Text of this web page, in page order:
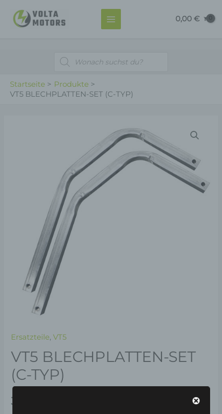
Inhalt
MAIN
MENU
0,00€
search
Startseite
Produkte
VT5 BLECHPLATTEN-SET (C-TYP)
Ersatzteile,VT5
VT5 BLECHPLATTEN-SET
(C-TYP)
39,00